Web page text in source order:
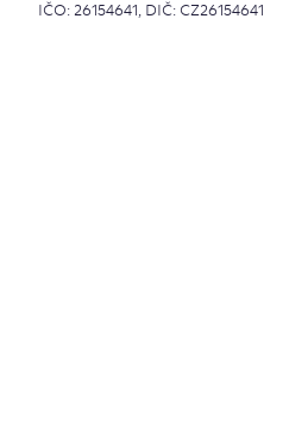
IČO: 26154641, DIČ: CZ26154641